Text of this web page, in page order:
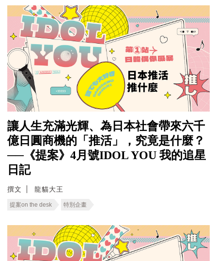
讓人生充滿光輝、為日本社會帶來六千
億日圓商機的「推活」，究竟是什麼？
──《提案》4月號IDOL YOU 我的追星
日記
撰文 龍貓大王
提案on the desk 特別企畫